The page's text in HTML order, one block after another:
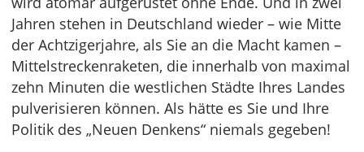
Jahren stehen in Deutschland wieder – wie Mitte
der Achtzigerjahre, als Sie an die Macht kamen –
Mittelstreckenraketen, die innerhalb von maximal
zehn Minuten die westlichen Städte Ihres Landes
pulverisieren können. Als hätte es Sie und Ihre
Politik des „Neuen Denkens“ niemals gegeben!